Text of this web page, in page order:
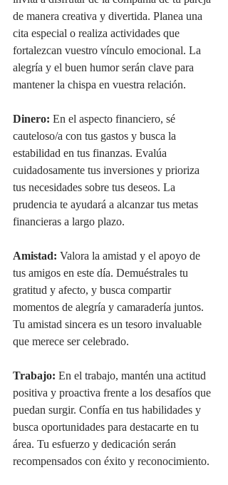
de manera creativa y divertida. Planea una
cita especial o realiza actividades que
fortalezcan vuestro vínculo emocional. La
alegría y el buen humor serán clave para
mantener la chispa en vuestra relación.
Dinero: En el aspecto financiero, sé
cauteloso/a con tus gastos y busca la
estabilidad en tus finanzas. Evalúa
cuidadosamente tus inversiones y prioriza
tus necesidades sobre tus deseos. La
prudencia te ayudará a alcanzar tus metas
financieras a largo plazo.
Amistad: Valora la amistad y el apoyo de
tus amigos en este día. Demuéstrales tu
gratitud y afecto, y busca compartir
momentos de alegría y camaradería juntos.
Tu amistad sincera es un tesoro invaluable
que merece ser celebrado.
Trabajo: En el trabajo, mantén una actitud
positiva y proactiva frente a los desafíos que
puedan surgir. Confía en tus habilidades y
busca oportunidades para destacarte en tu
área. Tu esfuerzo y dedicación serán
recompensados con éxito y reconocimiento.